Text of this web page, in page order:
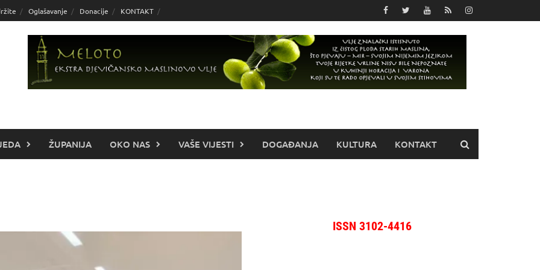
Oglašavanje Donacije KONTAKT
ŽUPANIJA OKO NAS VAŠE VIJESTI DOGAĐANJA KULTURA KONTAKT
ISSN 3102-4416